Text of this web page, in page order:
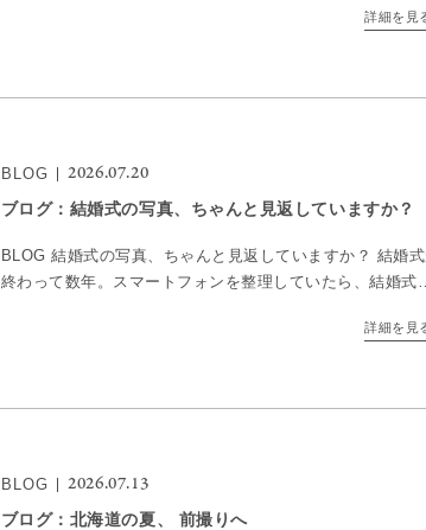
イティブウェディングフォトです。では、クリエイティ
詳細を見
BLOG 2026.07.20
ブログ：結婚式の写真、ちゃんと見返していますか？
BLOG 結婚式の写真、ちゃんと見返していますか？ 結婚
終わって数年。スマートフォンを整理していたら、結婚式の
枚、何千枚と撮ったはずなのに、気づけば見返す機会はほ
詳細を見
BLOG 2026.07.13
ブログ：北海道の夏、 前撮りへ